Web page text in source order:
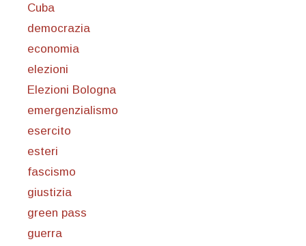
Cuba
democrazia
economia
elezioni
Elezioni Bologna
emergenzialismo
esercito
esteri
fascismo
giustizia
green pass
guerra